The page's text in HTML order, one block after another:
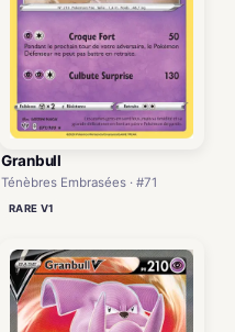
Granbull
Ténèbres Embrasées · #71
RARE V1